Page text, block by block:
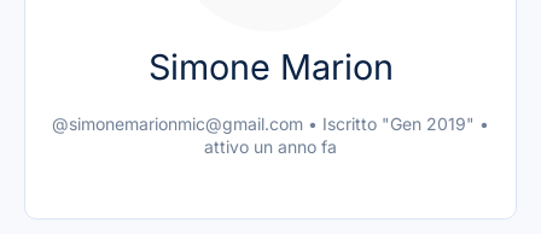
Simone Marion
@simonemarionmic@gmail.com • Iscritto "Gen 2019" •
attivo un anno fa